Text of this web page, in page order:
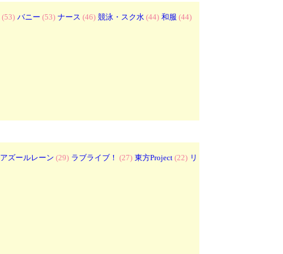
(53) バニー (53) ナース (46) 競泳・スク水 (44) 和服 (44)
アズールレーン (29) ラブライブ！ (27) 東方Project (22) リ